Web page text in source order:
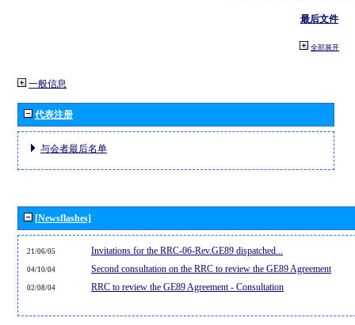
最后文件
全部展开
一般信息
代表注册
与会者最后名单
[Newsflashes]
21/06/05 Invitations for the RRC-06-Rev.GE89 dispatched...
04/10/04 Second consultation on the RRC to review the GE89 Agreement
02/08/04 RRC to review the GE89 Agreement - Consultation